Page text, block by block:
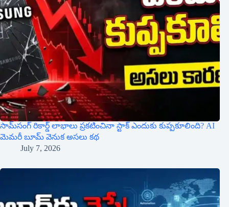
సామ్‌సంగ్ రికార్డ్ లాభాలు ప్రకటించినా స్టాక్ ఎందుకు కుప్పకూలింది? AI
మెమరీ బూమ్ వెనుక అసలు కథ
July 7, 2026